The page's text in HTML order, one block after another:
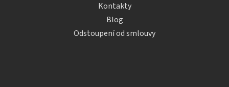
Kontakty
Blog
Odstoupení od smlouvy